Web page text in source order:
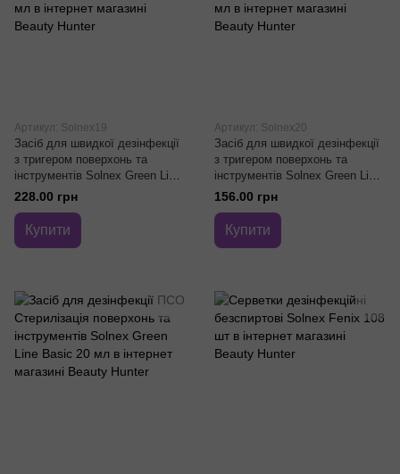
Артикул: Solnex19
Засіб для швидкої дезінфекції
з тригером поверхонь та
інструментів Solnex Green Line
Ultra 500 мл
228.00 грн
Купити
Артикул: Solnex20
Засіб для швидкої дезінфекції
з тригером поверхонь та
інструментів Solnex Green Line
Ultra 250 мл
156.00 грн
Купити